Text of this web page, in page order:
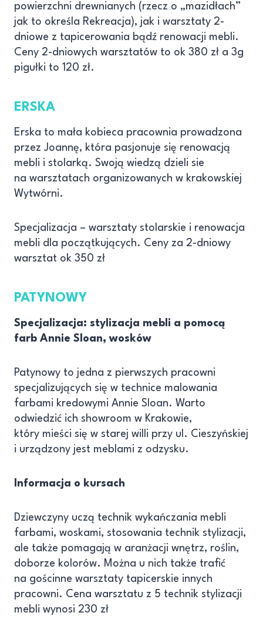
powierzchni drewnianych (rzecz o „mazidłach”
jak to określa Rekreacja), jak i warsztaty 2-
dniowe z tapicerowania bądź renowacji mebli.
Ceny 2-dniowych warsztatów to ok 380 zł a 3g
pigułki to 120 zł.
ERSKA
Erska to mała kobieca pracownia prowadzona
przez Joannę, która pasjonuje się renowacją
mebli i stolarką. Swoją wiedzą dzieli sie
na warsztatach organizowanych w krakowskiej
Wytwórni.
Specjalizacja – warsztaty stolarskie i renowacja
mebli dla początkujących. Ceny za 2-dniowy
warsztat ok 350 zł
PATYNOWY
Specjalizacja: stylizacja mebli a pomocą
farb Annie Sloan, wosków
Patynowy to jedna z pierwszych pracowni
specjalizujących się w technice malowania
farbami kredowymi Annie Sloan. Warto
odwiedzić ich showroom w Krakowie,
który mieści się w starej willi przy ul. Cieszyńskiej
i urządzony jest meblami z odzysku.
Informacja o kursach
Dziewczyny uczą technik wykańczania mebli
farbami, woskami, stosowania technik stylizacji,
ale także pomagają w aranżacji wnętrz, roślin,
doborze kolorów. Można u nich także trafić
na gościnne warsztaty tapicerskie innych
pracowni. Cena warsztatu z 5 technik stylizacji
mebli wynosi 230 zł